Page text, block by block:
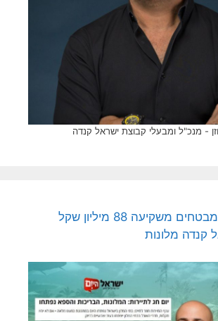
- מנכ"ל ומבעלי קבוצת ישראל קנדה
גלובס: מנורה מבטחים משקיעה 88 מיליון שקל
קנדה מלונות